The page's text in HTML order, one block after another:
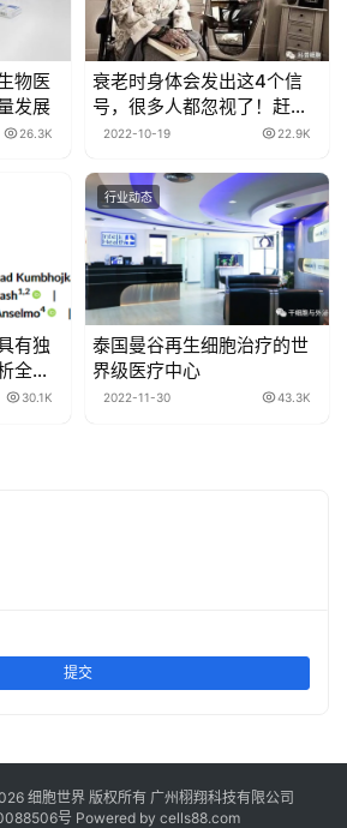
物医
发展
26.3K
衰老时身体会发出这4个信
号，很多人都忽视了！赶紧
对症自查
2022-10-19 22.9K
有独
全球
30.1K
行业动态
泰国曼谷再生细胞治疗的世
界级医疗中心
2022-11-30 43.3K
提交
细胞世界 版权所有 广州栩翔科技有限公司
号 Powered by cells88.com